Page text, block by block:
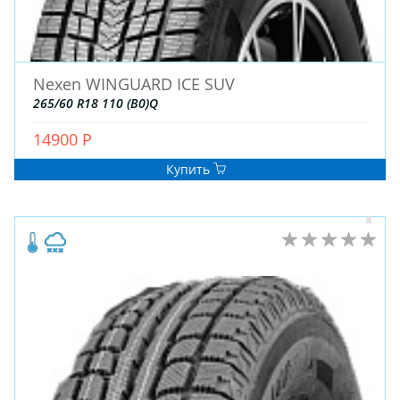
Nexen WINGUARD ICE SUV
265/60 R18 110 (B0)Q
14900 Р
Купить